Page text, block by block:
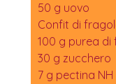
50 g uovo
Confit di
100 g purea di
30 g zucchero
7 g pectina NH